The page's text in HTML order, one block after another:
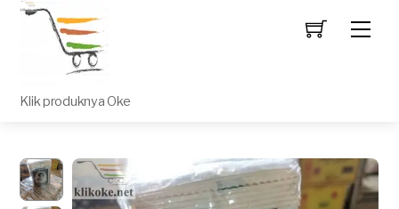
Klik produknya Oke